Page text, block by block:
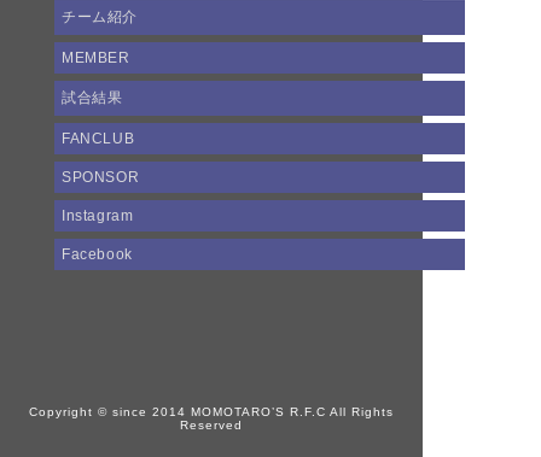
チーム紹介
MEMBER
試合結果
FANCLUB
SPONSOR
Instagram
Facebook
Copyright © since 2014 MOMOTARO’S R.F.C All Rights
Reserved